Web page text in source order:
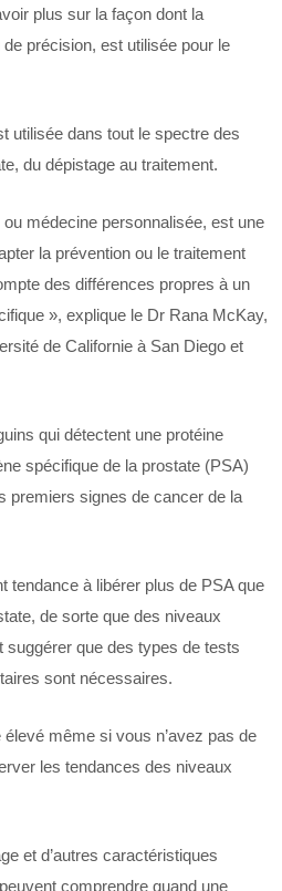
plus sur la façon dont la
précision, est utilisée pour le
utilisée dans tout le spectre des
du dépistage au traitement.
médecine personnalisée, est une
la prévention ou le traitement
des différences propres à un
», explique le Dr Rana McKay,
de Californie à San Diego et
qui détectent une protéine
spécifique de la prostate (PSA)
premiers signes de cancer de la
tendance à libérer plus de PSA que
de sorte que des niveaux
que des types de tests
sont nécessaires.
même si vous n’avez pas de
les tendances des niveaux
et d’autres caractéristiques
comprendre quand une